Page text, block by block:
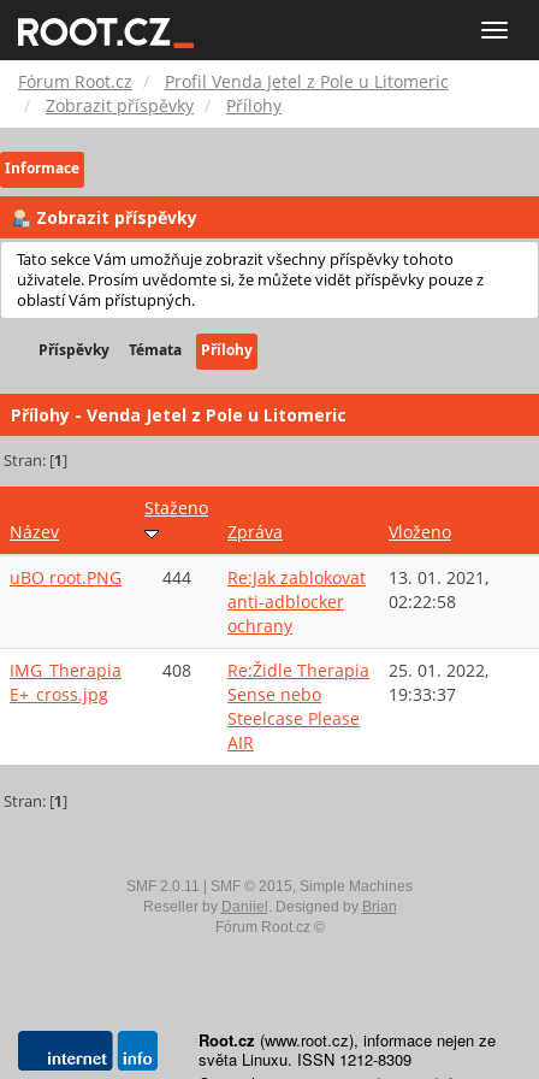
Toggle
Root.cz
Fórum Root.cz
Profil Venda Jetel z Pole u Litomeric
Zobrazit příspěvky
Přílohy
Informace
Zobrazit příspěvky
Tato sekce Vám umožňuje zobrazit všechny příspěvky tohoto
uživatele. Prosím uvědomte si, že můžete vidět příspěvky pouze z
oblastí Vám přístupných.
Příspěvky Témata Přílohy
Přílohy - Venda Jetel z Pole u Litomeric
Stran: [1]
Název
Staženo
Zpráva
Vloženo
uBO root.PNG
444
Re:Jak zablokovat
anti-adblocker
ochrany
13. 01. 2021,
02:22:58
IMG_Therapia
E+_cross.jpg
408
Re:Židle Therapia
Sense nebo
Steelcase Please
AIR
25. 01. 2022,
19:33:37
Stran: [1]
SMF 2.0.11 | SMF © 2015 Simple Machines
Reseller by Daniiel . Designed by Brian
Fórum Root.cz ©
Root.cz (www.root.cz), informace nejen ze
světa Linuxu. ISSN 1212-8309